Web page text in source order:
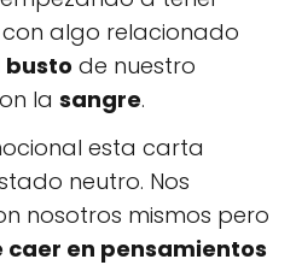
algo relacionado
busto de nuestro
la sangre.
esta carta
neutro. Nos
nosotros mismos pero
caer en pensamientos